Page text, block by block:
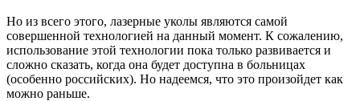
Но из всего этого, лазерные уколы являются самой
совершенной технологией на данный момент. К сожалению,
использование этой технологии пока только развивается и
сложно сказать, когда она будет доступна в больницах
(особенно российских). Но надеемся, что это произойдет как
можно раньше.